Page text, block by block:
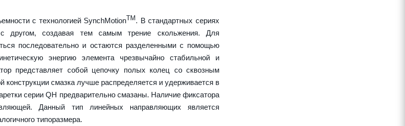
с технологией SynchMotion TM . В стандартных сериях
другом, создавая тем самым трение скольжения. Для
последовательно и остаются разделенными с помощью
энергию элемента чрезвычайно стабильной и
представляет собой цепочку полых колец со сквозным
конструкции смазка лучше распределяется и удерживается в
серии QH предварительно смазаны. Наличие фиксатора
Данный тип линейных направляющих является
типоразмера.